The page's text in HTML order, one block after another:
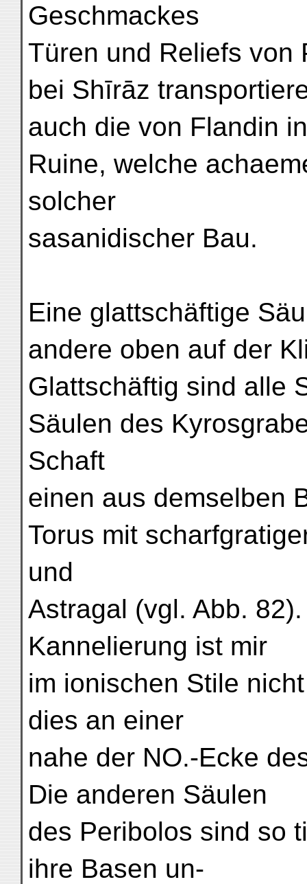
Geschmackes
Türen und Reliefs von
bei Shīrāz
auch die von Flandin
Ruine, welche
solcher
sasanidischer Bau.
Eine glattschäftige
andere oben auf der
Glattschäftig sind alle
Säulen des
Schaft
einen aus demselben
Torus mit
und
Astragal (vgl. Abb.
Kannelierung ist mir
im ionischen Stile
dies an einer
nahe der NO.-Ecke
Die anderen Säulen
des Peribolos sind so
ihre Basen un-